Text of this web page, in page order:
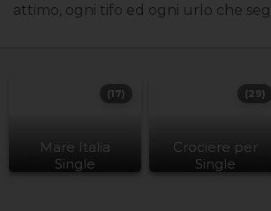
attimo, ogni tifo ed ogni urlo che
Mare Italia
Single
(17)
Crociere per
Single
(29)